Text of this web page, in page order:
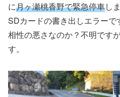
に月ヶ瀬桃香野で緊急停車し
SDカードの書き出しエラーで
相性の悪さなのか？不明ですが
す。